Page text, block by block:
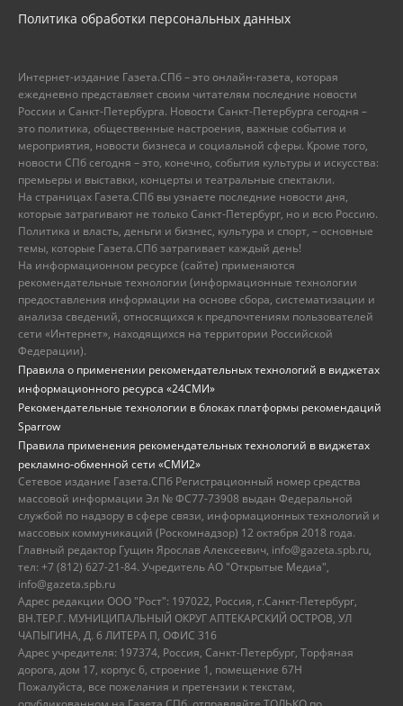
Политика обработки персональных данных
Интернет-издание Газета.СПб – это онлайн-газета, которая
ежедневно представляет своим читателям последние новости
России и Санкт-Петербурга. Новости Санкт-Петербурга сегодня –
это политика, общественные настроения, важные события и
мероприятия, новости бизнеса и социальной сферы. Кроме того,
новости СПб сегодня – это, конечно, события культуры и искусства:
премьеры и выставки, концерты и театральные спектакли.
На страницах Газета.СПб вы узнаете последние новости дня,
которые затрагивают не только Санкт-Петербург, но и всю Россию.
Политика и власть, деньги и бизнес, культура и спорт, – основные
темы, которые Газета.СПб затрагивает каждый день!
На информационном ресурсе (сайте) применяются
рекомендательные технологии (информационные технологии
предоставления информации на основе сбора, систематизации и
анализа сведений, относящихся к предпочтениям пользователей
сети «Интернет», находящихся на территории Российской
Федерации).
Правила о применении рекомендательных технологий в виджетах
информационного ресурса «24СМИ»
Рекомендательные технологии в блоках платформы рекомендаций
Sparrow
Правила применения рекомендательных технологий в виджетах
рекламно-обменной сети «СМИ2»
Сетевое издание Газета.СПб Регистрационный номер средства
массовой информации Эл № ФС77-73908 выдан Федеральной
службой по надзору в сфере связи, информационных технологий и
массовых коммуникаций (Роскомнадзор) 12 октября 2018 года.
Главный редактор Гущин Ярослав Алексеевич, info@gazeta.spb.ru,
тел: +7 (812) 627-21-84. Учредитель АО "Открытые Медиа",
info@gazeta.spb.ru
Адрес редакции ООО "Рост": 197022, Россия, г.Санкт-Петербург,
ВН.ТЕР.Г. МУНИЦИПАЛЬНЫЙ ОКРУГ АПТЕКАРСКИЙ ОСТРОВ, УЛ
ЧАПЫГИНА, Д. 6 ЛИТЕРА П, ОФИС 316
Адрес учредителя: 197374, Россия, Санкт-Петербург, Торфяная
дорога, дом 17, корпус 6, строение 1, помещение 67Н
Пожалуйста, все пожелания и претензии к текстам,